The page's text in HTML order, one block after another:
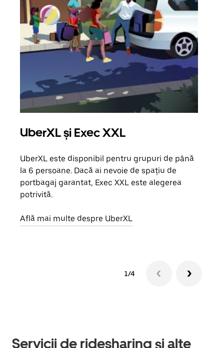
UberXL și Exec XXL
UberXL este disponibil pentru grupuri de până
la 6 persoane. Dacă ai nevoie de spațiu de
portbagaj garantat, Exec XXL este alegerea
potrivită.
Află mai multe despre UberXL
1/4
Servicii de ridesharing și alte